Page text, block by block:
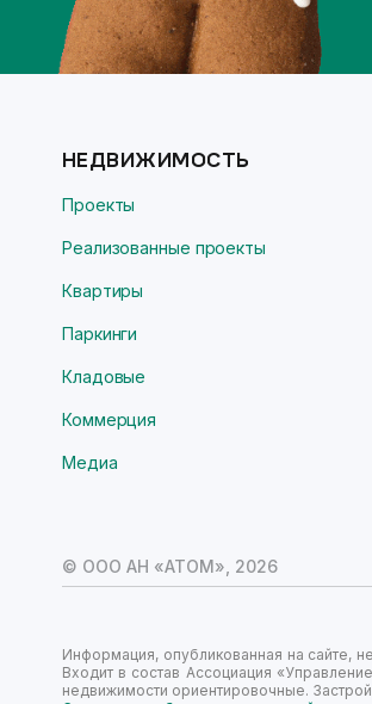
НЕДВИЖИМОСТЬ
Проекты
Реализованные проекты
Квартиры
Паркинги
Кладовые
Коммерция
Медиа
© ООО АН «АТОМ», 2026
Информация, опубликованная на сайте,
Входит в состав Ассоциация
недвижимости ориентировочные.